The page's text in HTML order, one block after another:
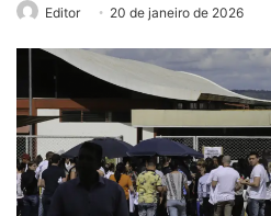
Editor 20 de janeiro de 2026